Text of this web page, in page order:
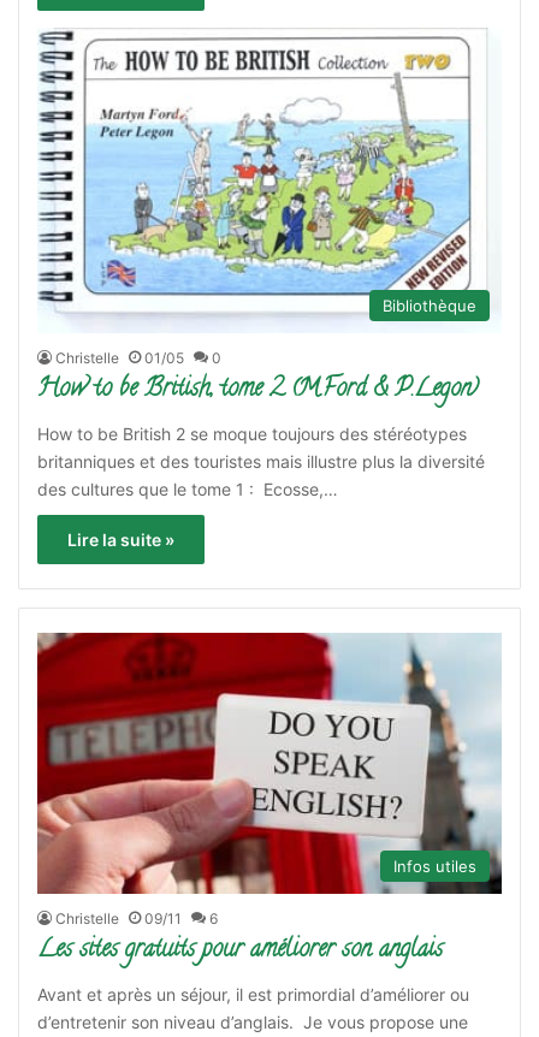
Bibliothèque
Christelle 01/05 0
How to be British, tome 2 (M.Ford & P.Legon)
How to be British 2 se moque toujours des stéréotypes
britanniques et des touristes mais illustre plus la diversité
des cultures que le tome 1 : Ecosse,…
Lire la suite »
Infos utiles
Christelle 09/11 6
Les sites gratuits pour améliorer son anglais
Avant et après un séjour, il est primordial d’améliorer ou
d’entretenir son niveau d’anglais. Je vous propose une